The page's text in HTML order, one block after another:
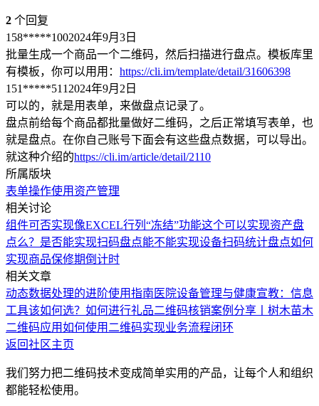
2 个回复
158*****1002024年9月3日
批量生成一个商品一个二维码，然后扫描进行盘点。模板库里
有模板，你可以用用： https://cli.im/template/detail/31606398
151*****511 2024年9月2日
可以的，就是用表单，来做盘点记录了。
盘点前给每个商品都批量做好二维码，之后正常填写表单，也
就是盘点。在你自己账号下面会有这些盘点数据，可以导出。
就这种介绍的https://cli.im/article/detail/2110
所属版块
表单操作使用 资产管理
相关讨论
组件可否实现像EXCEL行列“冻结”功能这个可以实现资产盘
点么？ 是否能实现扫码盘点能不能实现设备扫码统计盘点如何
实现商品保修期倒计时
相关文章
动态数据处理的进阶使用指南 医院设备管理与健康宣教：信息
工具该如何选？ 如何进行礼品二维码核销案例分享丨树木苗木
二维码应用如何使用二维码实现业务流程闭环
返回社区主页
我们努力把二维码技术变成简单实用的产品，让每个人和组织
都能轻松使用。